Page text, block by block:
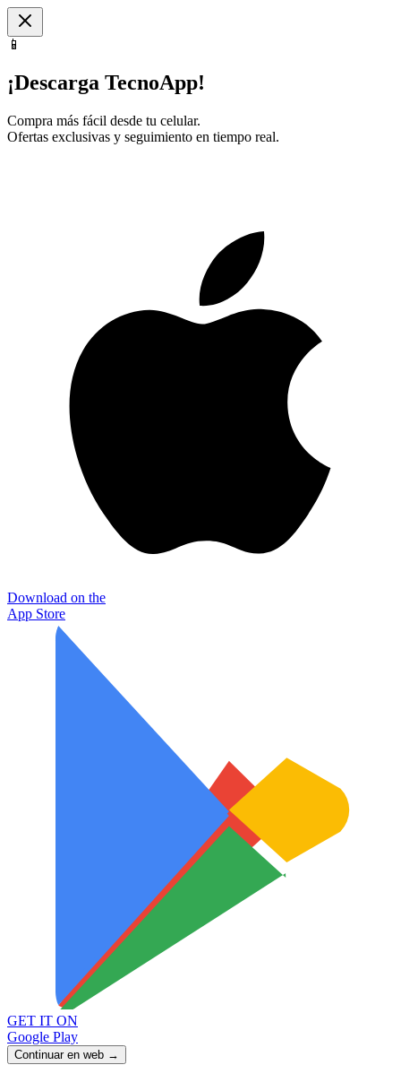
📱
¡Descarga TecnoApp!
Compra más fácil desde tu celular.
Ofertas exclusivas y seguimiento en tiempo real.
Download on the
App Store
GET IT ON
Google Play
Continuar en web →